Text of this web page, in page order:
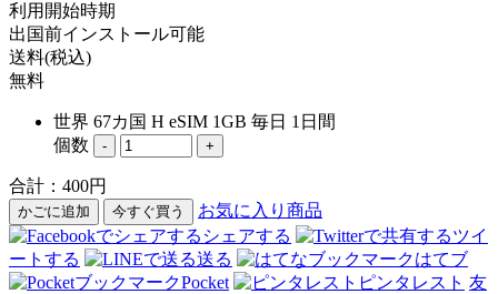
利用開始時期
出国前インストール可能
送料(税込)
無料
世界 67カ国 H eSIM 1GB 毎日 1日間
個数
- +
合計： 400円
かごに追加 今すぐ買う
お気に入り商品
シェアする
ツイ
ートする
送る
はてブ
Pocket
ピンタレスト 友